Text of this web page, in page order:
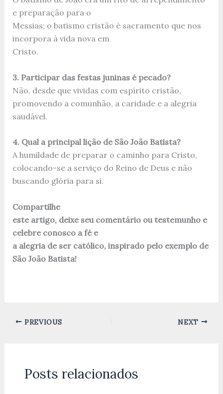
e preparação para o
Messias; o batismo cristão é sacramento que nos
incorpora à vida nova em
Cristo.
3. Participar das festas juninas é pecado?
Não, desde que vividas com espírito cristão,
promovendo a comunhão, a caridade e a alegria
saudável.
4. Qual a principal lição de São João Batista?
A humildade de preparar o caminho para Cristo,
colocando-se a serviço do Reino de Deus e não
buscando glória para si.
Compartilhe
este artigo, deixe seu comentário ou testemunho e
celebre conosco a fé e
a alegria de ser católico, inspirado pelo exemplo de
São João Batista!
PREVIOUS NEXT
Posts relacionados